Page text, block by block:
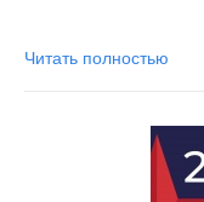
Читать полностью